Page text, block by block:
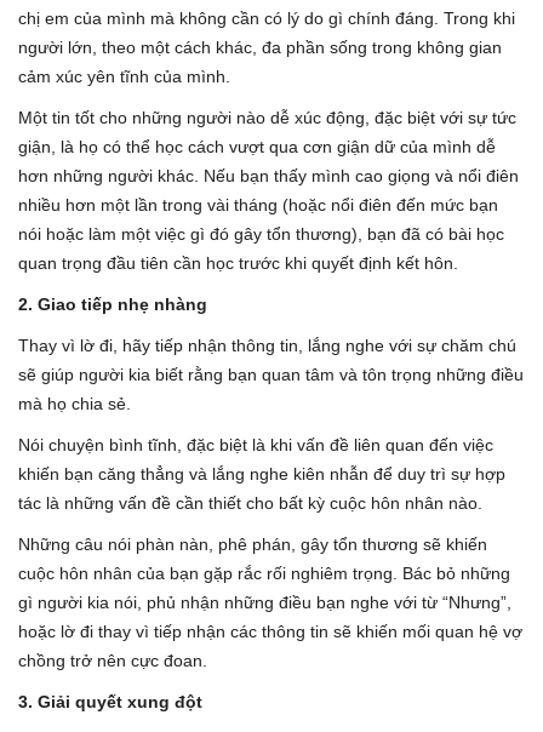
chị em của mình mà không cần có lý do gì chính đáng. Trong khi
người lớn, theo một cách khác, đa phần sống trong không gian
cảm xúc yên tĩnh của mình.
Một tin tốt cho những người nào dễ xúc động, đặc biệt với sự tức
giận, là họ có thể học cách vượt qua cơn giận dữ của mình dễ
hơn những người khác. Nếu bạn thấy mình cao giọng và nổi điên
nhiều hơn một lần trong vài tháng (hoặc nổi điên đến mức bạn
nói hoặc làm một việc gì đó gây tổn thương), bạn đã có bài học
quan trọng đầu tiên cần học trước khi quyết định kết hôn.
2. Giao tiếp nhẹ nhàng
Thay vì lờ đi, hãy tiếp nhận thông tin, lắng nghe với sự chăm chú
sẽ giúp người kia biết rằng bạn quan tâm và tôn trọng những điều
mà họ chia sẻ.
Nói chuyện bình tĩnh, đặc biệt là khi vấn đề liên quan đến việc
khiến bạn căng thẳng và lắng nghe kiên nhẫn để duy trì sự hợp
tác là những vấn đề cần thiết cho bất kỳ cuộc hôn nhân nào.
Những câu nói phàn nàn, phê phán, gây tổn thương sẽ khiến
cuộc hôn nhân của bạn gặp rắc rối nghiêm trọng. Bác bỏ những
gì người kia nói, phủ nhận những điều bạn nghe với từ “Nhưng”,
hoặc lờ đi thay vì tiếp nhận các thông tin sẽ khiến mối quan hệ vợ
chồng trở nên cực đoan.
3. Giải quyết xung đột